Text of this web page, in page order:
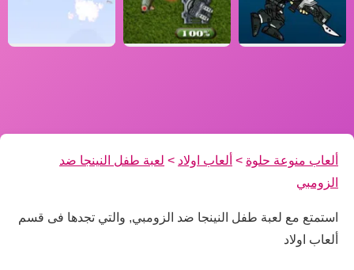
ألعاب منوعة حلوة > ألعاب اولاد > لعبة طفل النينجا ضد
الزومبي
استمتع مع لعبة طفل النينجا ضد الزومبي, والتي تجدها فى قسم
ألعاب اولاد